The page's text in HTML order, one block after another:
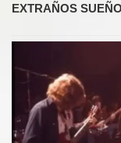
EXTRAÑOS